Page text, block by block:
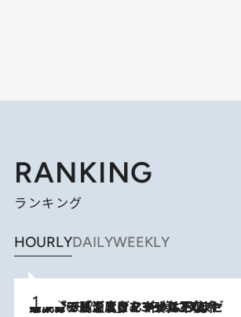
RANKING
ランキング
HOURLYDAILYWEEKLY
2026.8.7
メントールやエタノールは不使用。ピジョンより、マイルドな冷感成分で肌温度をマイナス3℃まで下げる「ごきげんクール ひんやりアクアミスト」を3名様にプレゼント